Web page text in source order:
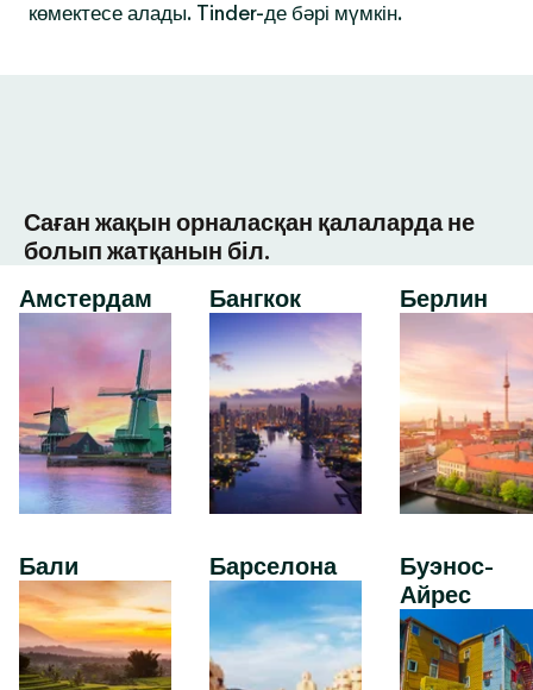
көмектесе алады. Tinder-де бәрі мүмкін.
Саған жақын орналасқан қалаларда не
болып жатқанын біл.
Амстердам
Бали
Бангкок
Барселона
Берлин
Буэнос-
Айрес